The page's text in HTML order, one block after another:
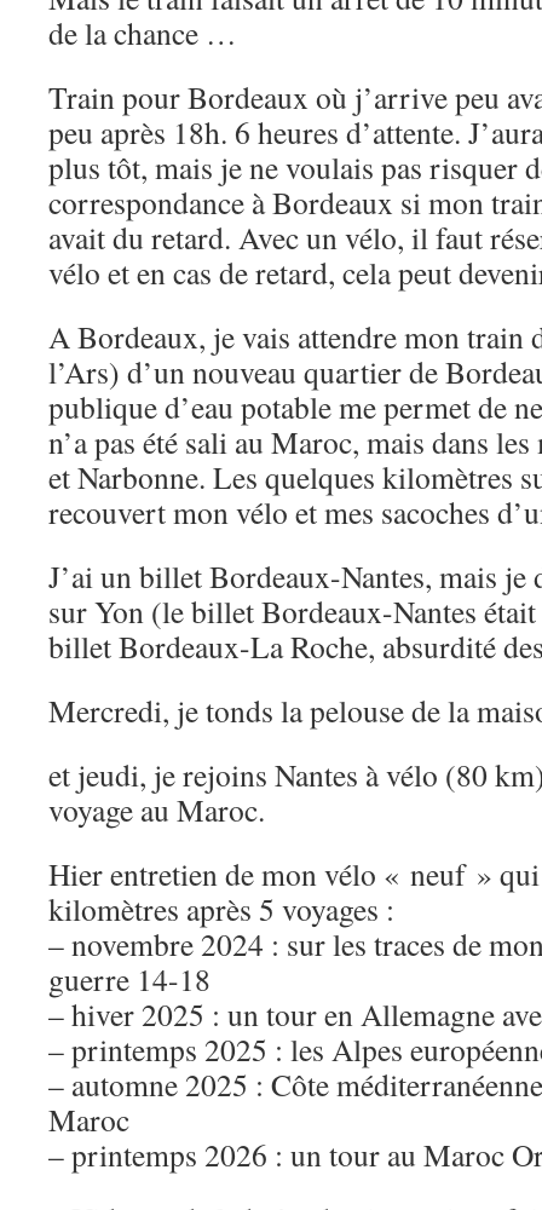
de la chance …
Train pour Bordeaux où j’arrive peu
peu après 18h. 6 heures d’attente.
plus tôt, mais je ne voulais pas risquer
correspondance à Bordeaux si mon
avait du retard. Avec un vélo, il faut
vélo et en cas de retard, cela peut
A Bordeaux, je vais attendre mon train
l’Ars) d’un nouveau quartier de
publique d’eau potable me permet de
n’a pas été sali au Maroc, mais dans
et Narbonne. Les quelques kilomètres
recouvert mon vélo et mes sacoches
J’ai un billet Bordeaux-Nantes, mais je
sur Yon (le billet Bordeaux-Nantes
billet Bordeaux-La Roche, absurdité
Mercredi, je tonds la pelouse de la
et jeudi, je rejoins Nantes à vélo (80
voyage au Maroc.
Hier entretien de mon vélo « neuf »
kilomètres après 5 voyages :
– novembre 2024 : sur les traces de
guerre 14-18
– hiver 2025 : un tour en Allemagne
– printemps 2025 : les Alpes
– automne 2025 : Côte
Maroc
– printemps 2026 : un tour au Maroc